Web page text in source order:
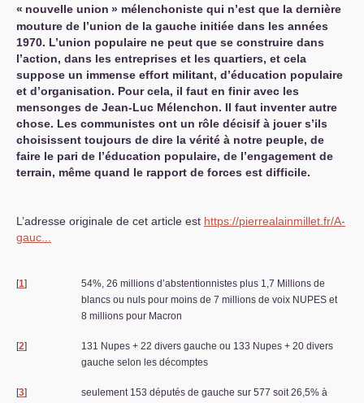
« nouvelle union » mélenchoniste qui n’est que la dernière
mouture de l’union de la gauche initiée dans les années
1970. L’union populaire ne peut que se construire dans
l’action, dans les entreprises et les quartiers, et cela
suppose un immense effort militant, d’éducation populaire
et d’organisation. Pour cela, il faut en finir avec les
mensonges de Jean-Luc Mélenchon. Il faut inventer autre
chose. Les communistes ont un rôle décisif à jouer s’ils
choisissent toujours de dire la vérité à notre peuple, de
faire le pari de l’éducation populaire, de l’engagement de
terrain, même quand le rapport de forces est difficile.
L’adresse originale de cet article est https://pierrealainmillet.fr/A-
gauc...
[1]
54%, 26 millions d’abstentionnistes plus 1,7 Millions de
blancs ou nuls pour moins de 7 millions de voix NUPES et
8 millions pour Macron
[2]
131 Nupes + 22 divers gauche ou 133 Nupes + 20 divers
gauche selon les décomptes
[3] seulement 153 députés de gauche sur 577 soit 26,5% à